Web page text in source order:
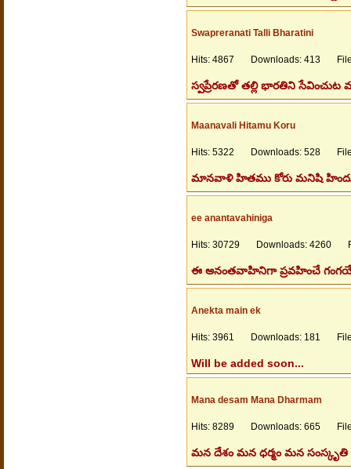
Swapreranati Talli Bharatini
Hits: 4867 Downloads: 413
స్వప్రేరణతో తల్లి భారతిని సేవించుట
Maanavali Hitamu Koru
Hits: 5322 Downloads: 528
మానవాళి హితము కోరు మనిషి
ee anantavahiniga
Hits: 30729 Downloads: 4260
ఈ అనంతవాహినిగా ప్రవహించే గంగయే
Anekta main ek
Hits: 3961 Downloads: 181
Will be added soon...
Mana desam Mana Dharmam
Hits: 8289 Downloads: 665
మన దేశం మన ధర్మం మన